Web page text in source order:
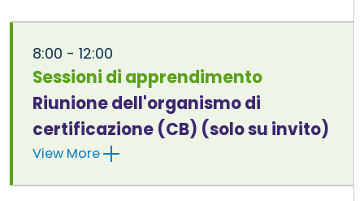
8:00 - 12:00
Sessioni di apprendimento
Riunione dell'organismo di
certificazione (CB) (solo su invito)
View More